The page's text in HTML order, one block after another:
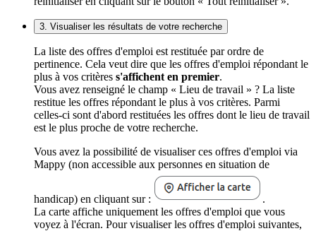
3. Visualiser les résultats de votre recherche
La liste des offres d'emploi est restituée par ordre de
pertinence. Cela veut dire que les offres d'emploi répondant le
plus à vos critères s'affichent en premier.
Vous avez renseigné le champ « Lieu de travail » ? La liste
restitue les offres répondant le plus à vos critères. Parmi
celles-ci sont d'abord restituées les offres dont le lieu de travail
est le plus proche de votre recherche.
Vous avez la possibilité de visualiser ces offres d'emploi via
Mappy (non accessible aux personnes en situation de
handicap) en cliquant sur :
.
La carte affiche uniquement les offres d'emploi que vous
voyez à l'écran. Pour visualiser les offres d'emploi suivantes,